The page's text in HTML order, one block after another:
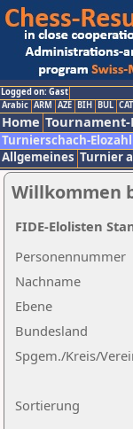
Logged on: Gast
Arabic ARM AZE BIH BUL CAT
Home Tournament-
Turnierschach-Elozahl
Allgemeines Turnier
Willkommen
Nachname
Ebene
Sortierung
Personennummer
Bundesland
Spgem./Kreis/
FIDE-Elolisten